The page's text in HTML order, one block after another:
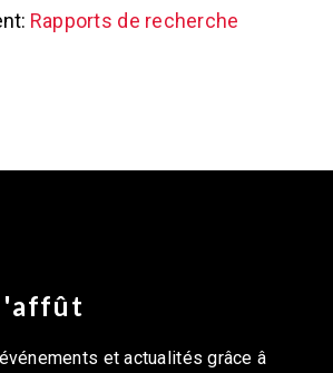
Rapports de recherche
et actualités grâce â